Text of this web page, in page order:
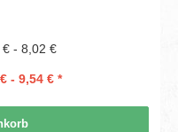
- 8,02 €
- 9,54 € *